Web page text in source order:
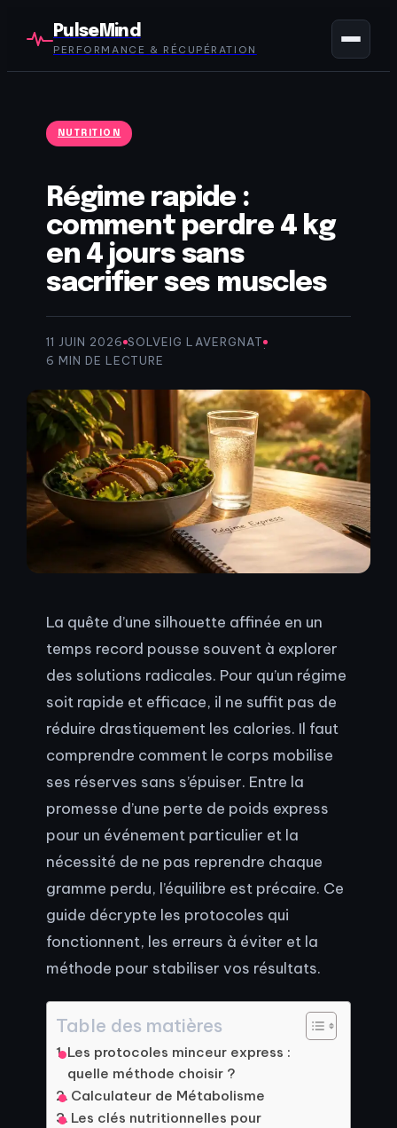
PulseMind
PERFORMANCE & RÉCUPÉRATION
NUTRITION
Régime rapide :
comment perdre 4 kg
en 4 jours sans
sacrifier ses muscles
11 JUIN 2026·SOLVEIG LAVERGNAT·
6 MIN DE LECTURE
La quête d’une silhouette affinée en un
temps record pousse souvent à explorer
des solutions radicales. Pour qu’un régime
soit rapide et efficace, il ne suffit pas de
réduire drastiquement les calories. Il faut
comprendre comment le corps mobilise
ses réserves sans s’épuiser. Entre la
promesse d’une perte de poids express
pour un événement particulier et la
nécessité de ne pas reprendre chaque
gramme perdu, l’équilibre est précaire. Ce
guide décrypte les protocoles qui
fonctionnent, les erreurs à éviter et la
méthode pour stabiliser vos résultats.
Table des matières
Les protocoles minceur express :
quelle méthode choisir ?
Calculateur de Métabolisme
Les clés nutritionnelles pour